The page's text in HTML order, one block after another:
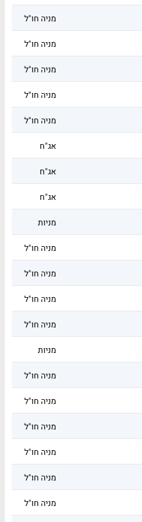
מניה חו"ל
מניה חו"ל
מניה חו"ל
מניה חו"ל
מניה חו"ל
אג"ח
אג"ח
אג"ח
מניות
מניה חו"ל
מניה חו"ל
מניה חו"ל
מניה חו"ל
מניות
מניה חו"ל
מניה חו"ל
מניה חו"ל
מניה חו"ל
מניה חו"ל
מניה חו"ל